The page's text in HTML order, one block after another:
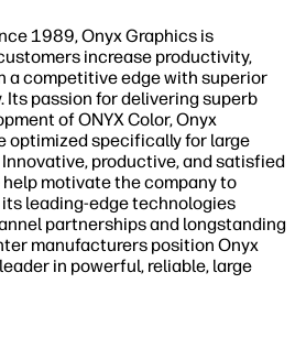
1989, Onyx Graphics is
increase productivity,
a competitive edge with superior
Its passion for delivering superb
of ONYX Color, Onyx
optimized specifically for large
productive, and satisfied
motivate the company to
leading-edge technologies
partnerships and longstanding
manufacturers position Onyx
in powerful, reliable, large